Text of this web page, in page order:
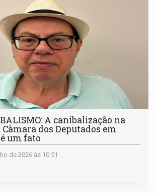
A canibalização na
dos Deputados em
um fato
de 2026 às 10:51